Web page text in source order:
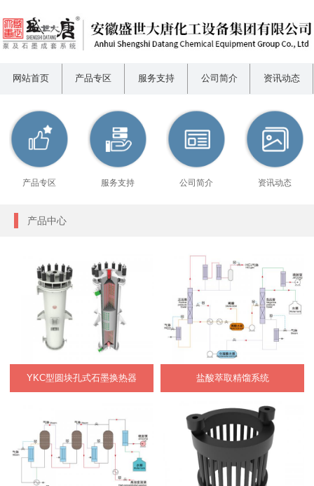
网站首页 产品专区 服务支持 公司简介 资讯动态
产品专区 服务支持 公司简介 资讯动态
产品中心
YKC型圆块孔式石墨换热器 盐酸萃取精馏系统